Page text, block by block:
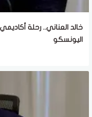
خالد العناني.. رحلة
اليونسكو